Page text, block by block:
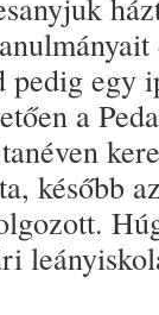
egy
a
később